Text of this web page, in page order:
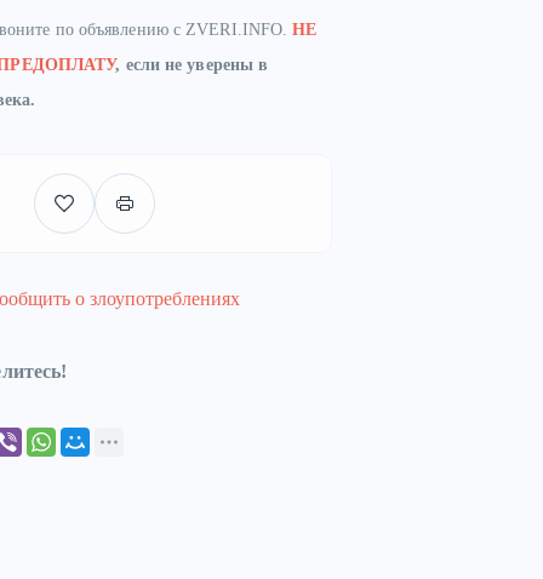
по объявлению с ZVERI.INFO.НЕ
, если не уверены в
о злоупотреблениях